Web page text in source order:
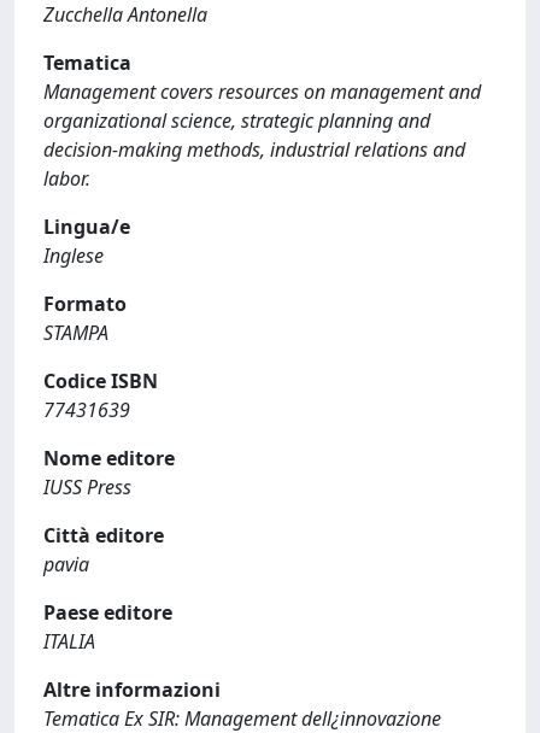
Zucchella Antonella
Tematica
Management covers resources on management and
organizational science, strategic planning and
decision-making methods, industrial relations and
labor.
Lingua/e
Inglese
Formato
STAMPA
Codice ISBN
77431639
Nome editore
IUSS Press
Città editore
pavia
Paese editore
ITALIA
Altre informazioni
Tematica Ex SIR: Management dell¿innovazione